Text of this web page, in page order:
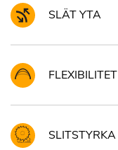
SLÄT YTA
FLEXIBILITET
SLITSTYRKA